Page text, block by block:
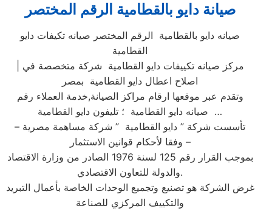
صيانة دايو بالقطامية الرقم المختصر
صيانه دايو بالقطامية الرقم المختصر صيانه تكيفات دايو
القطامية
اصلاح اعطال دايو القطامية بمصر
وتقدم عبر موقعها ارقام مراكز الصيانة,خدمة العملاء رقم
صيانه دايو القطامية ؛ تليفون دايو القطامية …
تأسست شركة ” دايو القطامية ” شركة مساهمة مصرية –
وفقا لأحكام قوانين الاستثمار –
بموجب القرار رقم 125 لسنة 1976 الصادر من وزارة الاقتصاد
والدولة للتعاون الاقتصادي.
غرض الشركة هو تصنيع وتجميع الوحدات الخاصة بأعمال التبريد
والتكييف المركزي للصناعة